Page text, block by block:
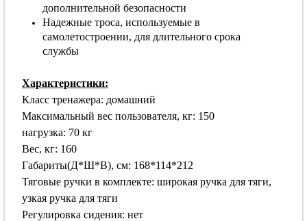
дополнительной безопасности
Надежные троса, используемые в
самолетостроении, для длительного срока
службы
Характеристики:
Класс тренажера: домашний
Максимальный вес пользователя, кг: 150
нагрузка: 70 кг
Вес, кг: 160
Габариты(Д*Ш*В), см: 168*114*212
Тяговые ручки в комплекте: широкая ручка для тяги,
узкая ручка для тяги
Регулировка сидения: нет